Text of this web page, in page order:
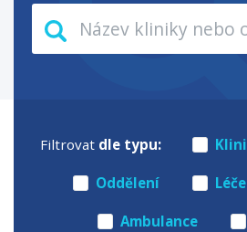
Filtrovat dle typu:
Oddělení
Ambulance